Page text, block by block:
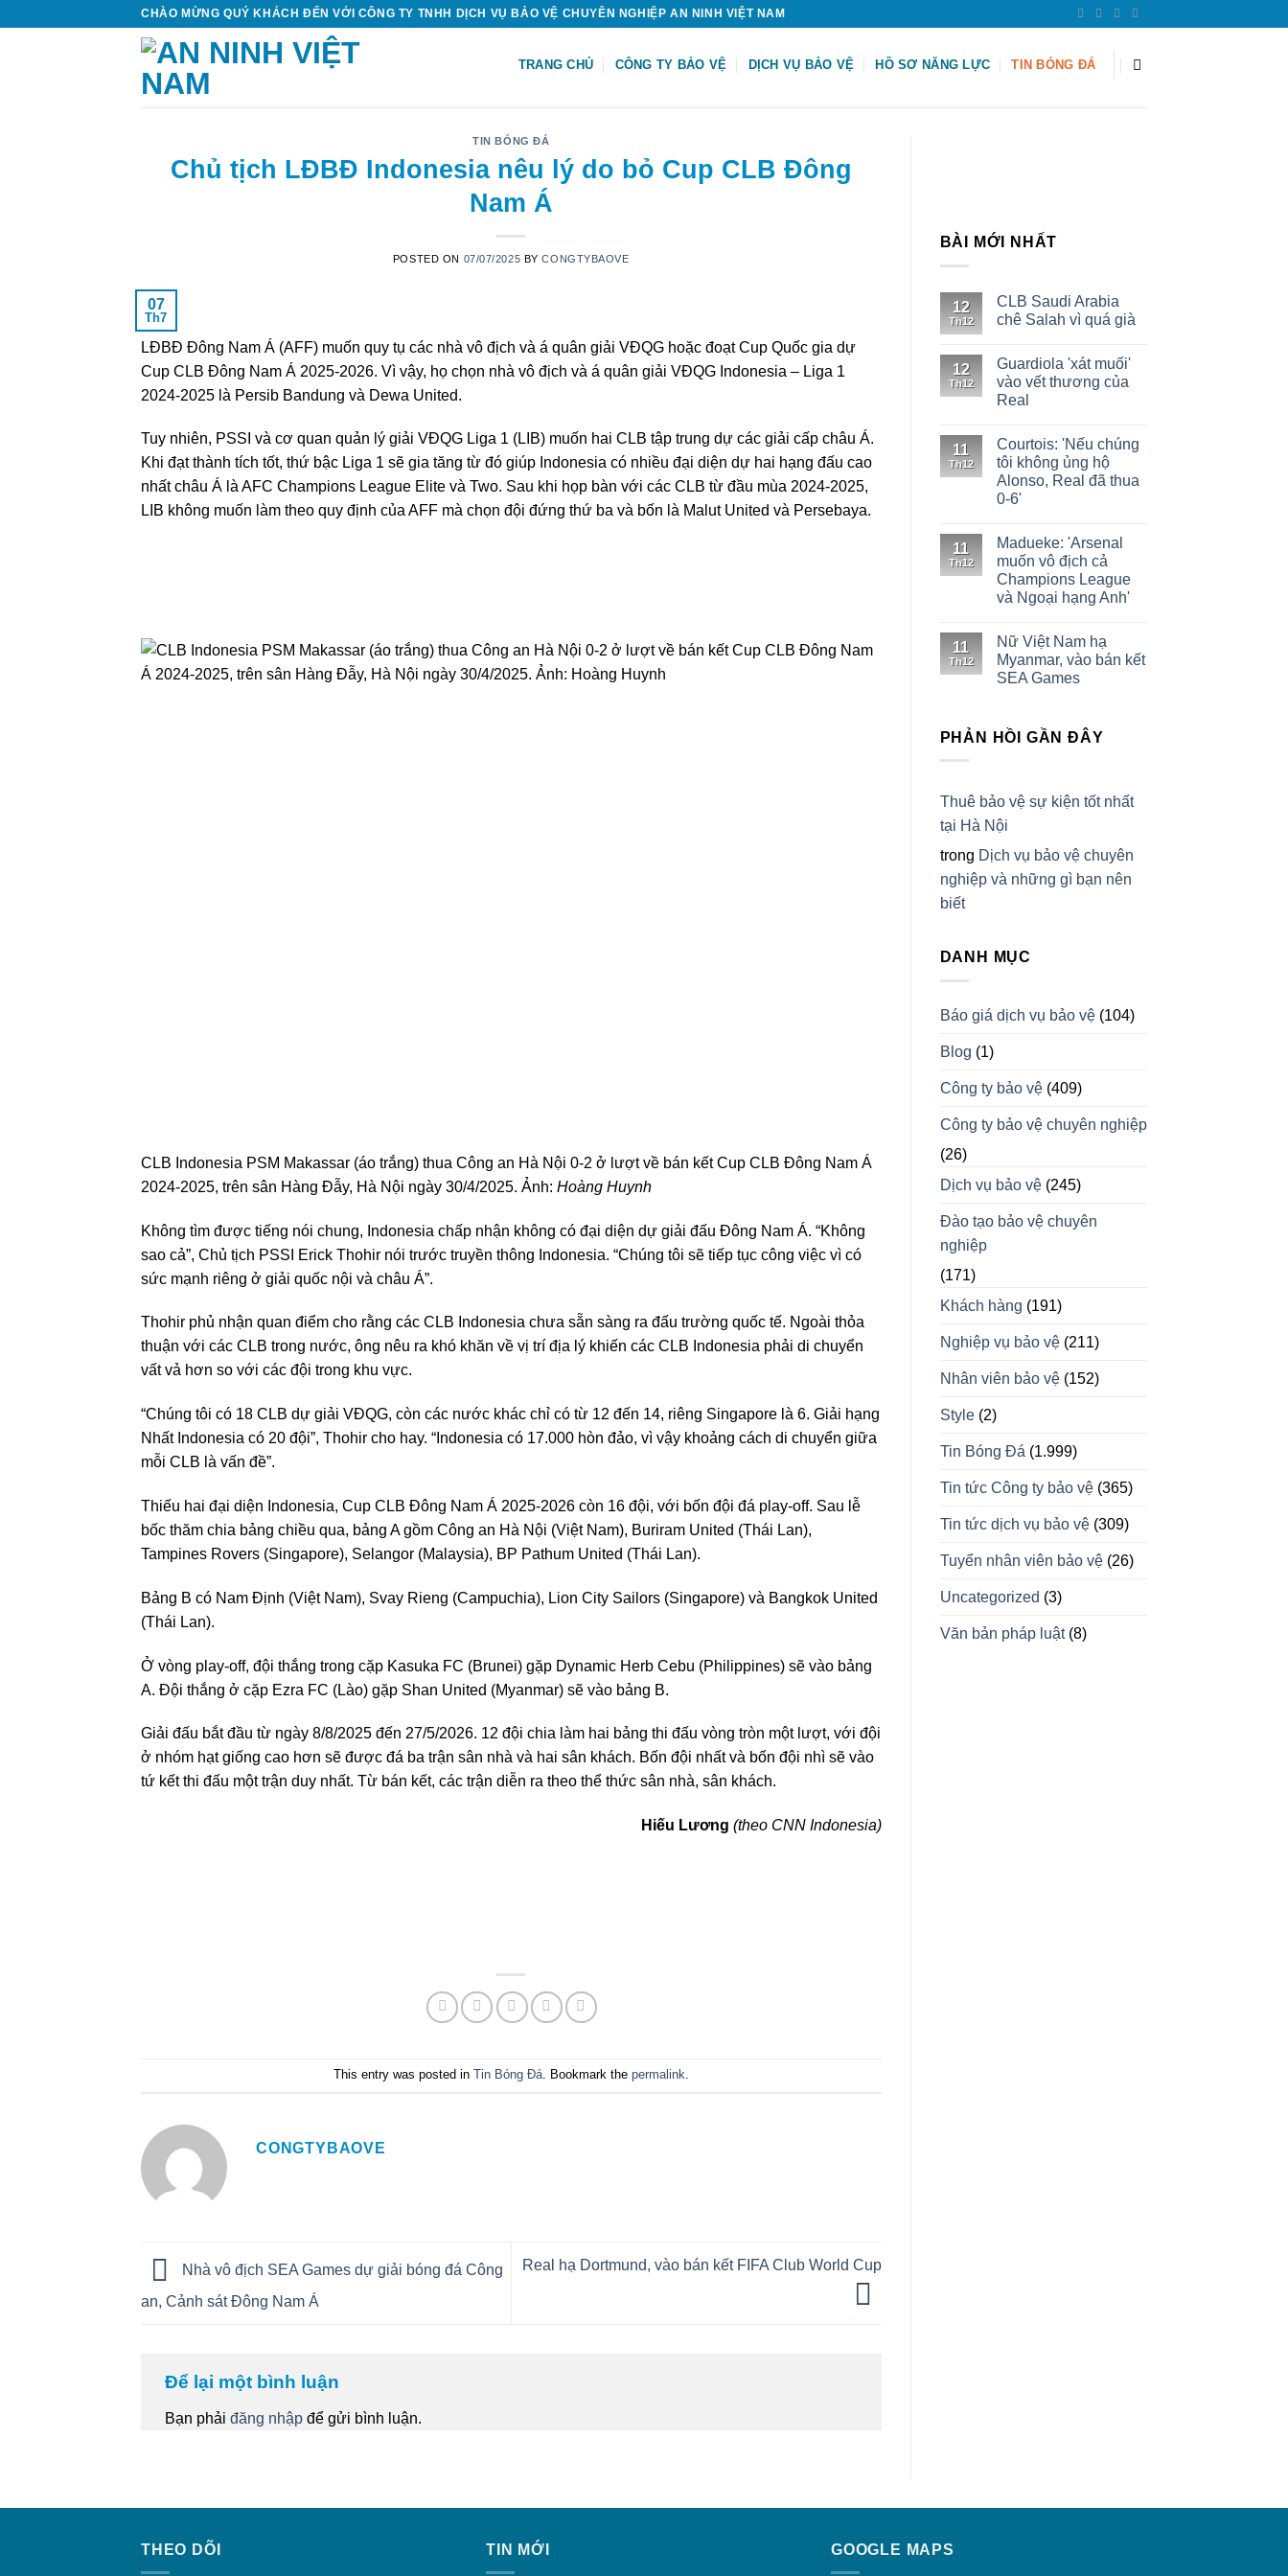
CHÀO MỪNG QUÝ KHÁCH ĐẾN VỚI CÔNG TY TNHH DỊCH VỤ BẢO VỆ CHUYÊN NGHIỆP AN NINH VIỆT NAM
TRANG CHỦ CÔNG TY BẢO VỆ DỊCH VỤ BẢO VỆ HỒ SƠ NĂNG LỰC TIN BÓNG ĐÁ
TIN BÓNG ĐÁ
Chủ tịch LĐBĐ Indonesia nêu lý do bỏ Cup CLB Đông
Nam Á
POSTED ON 07/07/2025 BYCONGTYBAOVE
07
Th7
LĐBĐ Đông Nam Á (AFF) muốn quy tụ các nhà vô địch và á quân giải VĐQG hoặc đoạt Cup Quốc gia dự
Cup CLB Đông Nam Á 2025-2026. Vì vậy, họ chọn nhà vô địch và á quân giải VĐQG Indonesia – Liga 1
2024-2025 là Persib Bandung và Dewa United.
Tuy nhiên, PSSI và cơ quan quản lý giải VĐQG Liga 1 (LIB) muốn hai CLB tập trung dự các giải cấp châu Á.
Khi đạt thành tích tốt, thứ bậc Liga 1 sẽ gia tăng từ đó giúp Indonesia có nhiều đại diện dự hai hạng đấu cao
nhất châu Á là AFC Champions League Elite và Two. Sau khi họp bàn với các CLB từ đầu mùa 2024-2025,
LIB không muốn làm theo quy định của AFF mà chọn đội đứng thứ ba và bốn là Malut United và Persebaya.
CLB Indonesia PSM Makassar (áo trắng) thua Công an Hà Nội 0-2 ở lượt về bán kết Cup CLB Đông Nam Á
2024-2025, trên sân Hàng Đẫy, Hà Nội ngày 30/4/2025. Ảnh: Hoàng Huynh
Không tìm được tiếng nói chung, Indonesia chấp nhận không có đại diện dự giải đấu Đông Nam Á. “Không
sao cả”, Chủ tịch PSSI Erick Thohir nói trước truyền thông Indonesia. “Chúng tôi sẽ tiếp tục công việc vì có
sức mạnh riêng ở giải quốc nội và châu Á”.
Thohir phủ nhận quan điểm cho rằng các CLB Indonesia chưa sẵn sàng ra đấu trường quốc tế. Ngoài thỏa
thuận với các CLB trong nước, ông nêu ra khó khăn về vị trí địa lý khiến các CLB Indonesia phải di chuyển
vất vả hơn so với các đội trong khu vực.
“Chúng tôi có 18 CLB dự giải VĐQG, còn các nước khác chỉ có từ 12 đến 14, riêng Singapore là 6. Giải hạng
Nhất Indonesia có 20 đội”, Thohir cho hay. “Indonesia có 17.000 hòn đảo, vì vậy khoảng cách di chuyển giữa
mỗi CLB là vấn đề”.
Thiếu hai đại diện Indonesia, Cup CLB Đông Nam Á 2025-2026 còn 16 đội, với bốn đội đá play-off. Sau lễ
bốc thăm chia bảng chiều qua, bảng A gồm Công an Hà Nội (Việt Nam), Buriram United (Thái Lan),
Tampines Rovers (Singapore), Selangor (Malaysia), BP Pathum United (Thái Lan).
Bảng B có Nam Định (Việt Nam), Svay Rieng (Campuchia), Lion City Sailors (Singapore) và Bangkok United
(Thái Lan).
Ở vòng play-off, đội thắng trong cặp Kasuka FC (Brunei) gặp Dynamic Herb Cebu (Philippines) sẽ vào bảng
A. Đội thắng ở cặp Ezra FC (Lào) gặp Shan United (Myanmar) sẽ vào bảng B.
Giải đấu bắt đầu từ ngày 8/8/2025 đến 27/5/2026. 12 đội chia làm hai bảng thi đấu vòng tròn một lượt, với đội
ở nhóm hạt giống cao hơn sẽ được đá ba trận sân nhà và hai sân khách. Bốn đội nhất và bốn đội nhì sẽ vào
tứ kết thi đấu một trận duy nhất. Từ bán kết, các trận diễn ra theo thể thức sân nhà, sân khách.
Hiếu Lương (theo CNN Indonesia)
This entry was posted in Tin Bóng Đá. Bookmark the permalink.
CONGTYBAOVE
Nhà vô địch SEA Games dự giải bóng đá Công
an, Cảnh sát Đông Nam Á
Real hạ Dortmund, vào bán kết FIFA Club World Cup
Để lại một bình luận
Bạn phải đăng nhập để gửi bình luận.
BÀI MỚI NHẤT
12
Th12
CLB Saudi Arabia
chê Salah vì quá già
12
Th12
Guardiola 'xát muối'
vào vết thương của
Real
11
Th12
Courtois: 'Nếu chúng
tôi không ủng hộ
Alonso, Real đã thua
0-6'
11
Th12
Madueke: 'Arsenal
muốn vô địch cả
Champions League
và Ngoại hạng Anh'
11
Th12
Nữ Việt Nam hạ
Myanmar, vào bán kết
SEA Games
PHẢN HỒI GẦN ĐÂY
Thuê bảo vệ sự kiện tốt nhất
tại Hà Nội
trong Dịch vụ bảo vệ chuyên
nghiệp và những gì bạn nên
biết
DANH MỤC
Báo giá dịch vụ bảo vệ(104)
Blog (1)
Công ty bảo vệ(409)
Công ty bảo vệ chuyên nghiệp
(26)
Dịch vụ bảo vệ(245)
Đào tạo bảo vệ chuyên
nghiệp
(171)
Khách hàng (191)
Nghiệp vụ bảo vệ(211)
Nhân viên bảo vệ(152)
Style(2)
Tin Bóng Đá (1.999)
Tin tức Công ty bảo vệ(365)
Tin tức dịch vụ bảo vệ(309)
Tuyển nhân viên bảo vệ(26)
Uncategorized (3)
Văn bản pháp luật(8)
THEO DÕI TIN MỚI GOOGLE MAPS